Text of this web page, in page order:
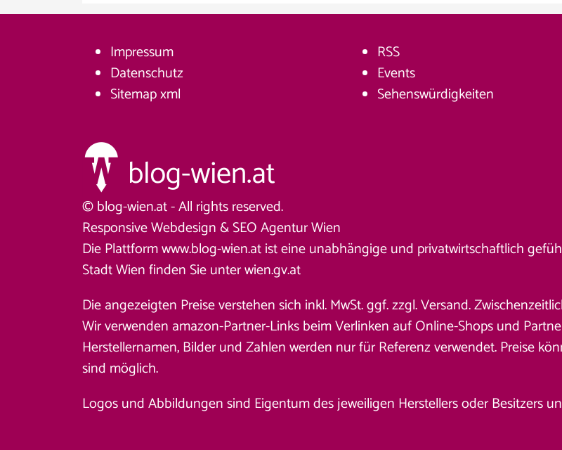
Impressum
Datenschutz
Sitemapxml
RSS
Events
Sehenswürdigkeiten
© blog-wien.at - All rights reserved.
Responsive Webdesign &SEO Agentur Wien
Die Plattform www.blog-wien.at ist eine unabhängige und privatwirtschaftlich
Stadt Wien finden Sie unterwien.gv.at
Die angezeigten Preise verstehen sich inkl. MwSt. ggf. zzgl. Versand.
Wir verwenden amazon-Partner-Links beim Verlinken auf Online-Shops und
Herstellernamen, Bilder und Zahlen werden nur für Referenz verwendet. Preise
sind möglich.
Logos und Abbildungen sind Eigentum des jeweiligen Herstellers oder Besitzers